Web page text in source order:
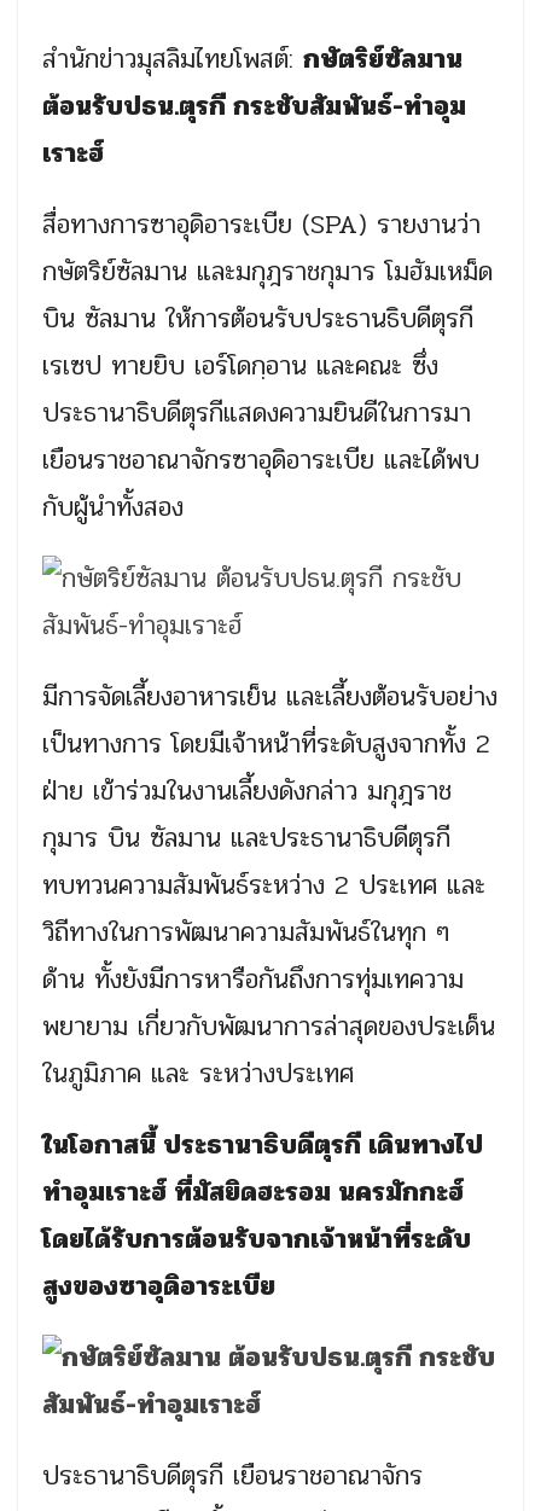
สำนักข่าวมุสลิมไทยโพสต์: กษัตริย์ซัลมาน
ต้อนรับปธน.ตุรกี กระชับสัมพันธ์-ทำอุม
เราะฮ์
สื่อทางการซาอุดิอาระเบีย (SPA) รายงานว่า
กษัตริย์ซัลมาน และมกุฎราชกุมาร โมฮัมเหม็ด
บิน ซัลมาน ให้การต้อนรับประธานธิบดีตุรกี
เรเซป ทายยิบ เอร์โดกฺอาน และคณะ ซึ่ง
ประธานาธิบดีตุรกีแสดงความยินดีในการมา
เยือนราชอาณาจักรซาอุดิอาระเบีย และได้พบ
กับผู้นำทั้งสอง
มีการจัดเลี้ยงอาหารเย็น และเลี้ยงต้อนรับอย่าง
เป็นทางการ โดยมีเจ้าหน้าที่ระดับสูงจากทั้ง 2
ฝ่าย เข้าร่วมในงานเลี้ยงดังกล่าว มกุฎราช
กุมาร บิน ซัลมาน และประธานาธิบดีตุรกี
ทบทวนความสัมพันธ์ระหว่าง 2 ประเทศ และ
วิถีทางในการพัฒนาความสัมพันธ์ในทุก ๆ
ด้าน ทั้งยังมีการหารือกันถึงการทุ่มเทความ
พยายาม เกี่ยวกับพัฒนาการล่าสุดของประเด็น
ในภูมิภาค และ ระหว่างประเทศ
ในโอกาสนี้ ประธานาธิบดีตุรกี เดินทางไป
ทำอุมเราะฮ์ ที่มัสยิดฮะรอม นครมักกะฮ์
โดยได้รับการต้อนรับจากเจ้าหน้าที่ระดับ
สูงของซาอุดิอาระเบีย
ประธานาธิบดีตุรกี เยือนราชอาณาจักร